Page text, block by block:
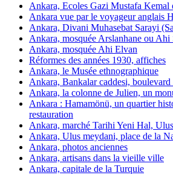
Ankara, Ecoles Gazi Mustafa
Ankara vue par le voyageur anglais
Ankara, Divani Muhasebat Sarayi
Ankara, mosquée Arslanhane ou Ahi
Ankara, mosquée Ahi Elvan
Réformes des années 1930, affiches
Ankara, le Musée ethnographique
Ankara, Bankalar caddesi, boulevard
Ankara, la colonne de Julien, un
Ankara : Hamamönü, un quartier
restauration
Ankara, marché Tarihi Yeni Hal,
Ankara, Ulus meydani, place de la
Ankara, photos anciennes
Ankara, artisans dans la vieille ville
Ankara, capitale de la Turquie